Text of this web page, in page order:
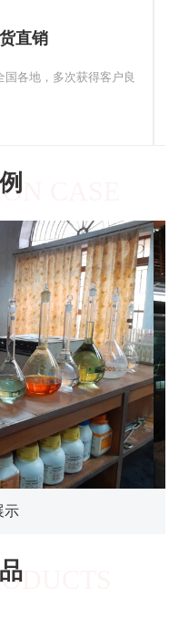
直销
各地，多次获得客户良
CASE
示